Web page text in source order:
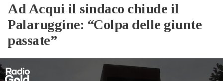
Ad Acqui il sindaco chiude il
Palaruggine: “Colpa delle giunte
passate”